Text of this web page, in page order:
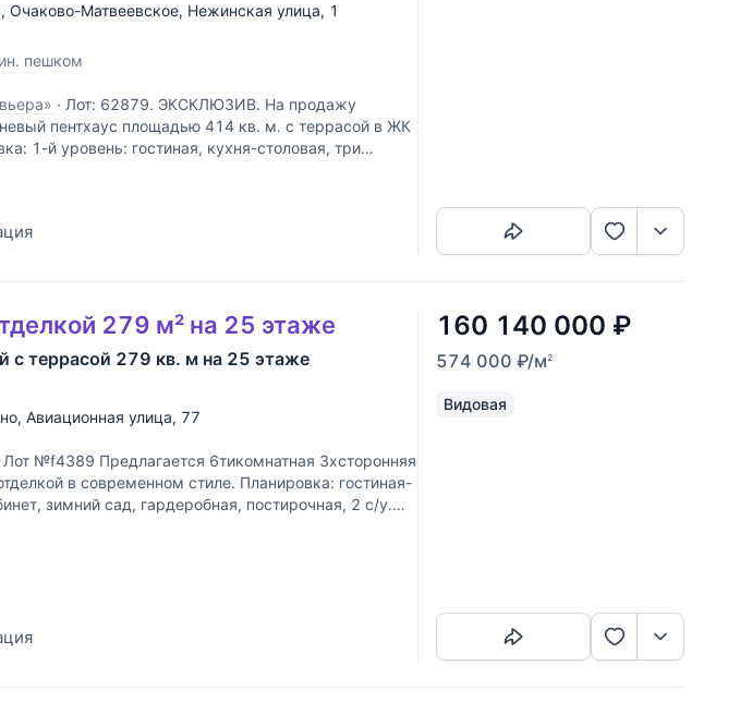
, Очаково-Матвеевское, Нежинская улица, 1
пешком
· Лот: 62879. ЭКСКЛЮЗИВ. На продажу
пентхаус площадью 414 кв. м. с террасой в ЖК
1-й уровень: гостиная, кухня-столовая, три
279 м² на 25 этаже
с террасой 279 кв. м на 25 этаже
, Авиационная улица, 77
Лот №f4389 Предлагается 6тикомнатная 3хсторонняя
в современном стиле. Планировка: гостиная-
зимний сад, гардеробная, постирочная, 2 с/у.
160 140 000 ₽
574 000 ₽/м2
Видовая